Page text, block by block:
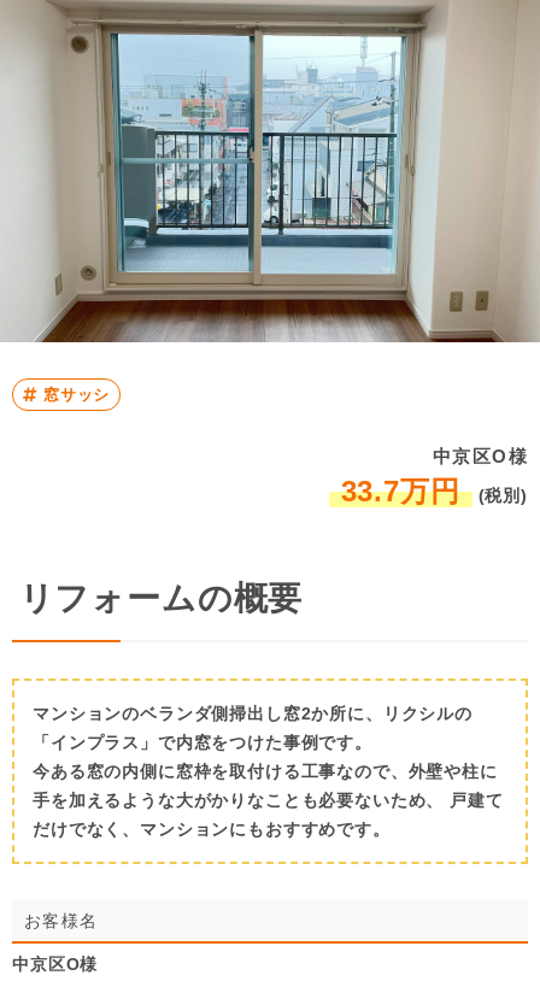
窓サッシ
中京区O様
33.7万円 (税別)
リフォームの概要
マンションのベランダ側掃出し窓2か所に、リクシルの
「インプラス」で内窓をつけた事例です。
今ある窓の内側に窓枠を取付ける工事なので、外壁や柱に
手を加えるような大がかりなことも必要ないため、 戸建て
だけでなく、マンションにもおすすめです。
お客様名
中京区O様